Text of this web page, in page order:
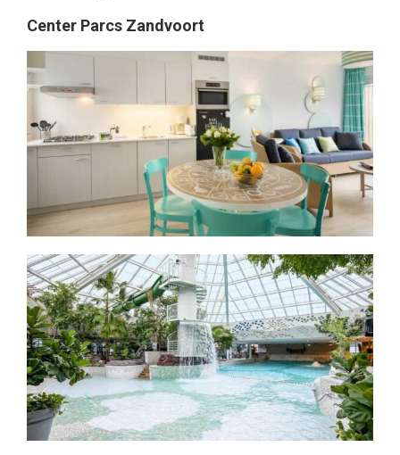
Center Parcs Zandvoort